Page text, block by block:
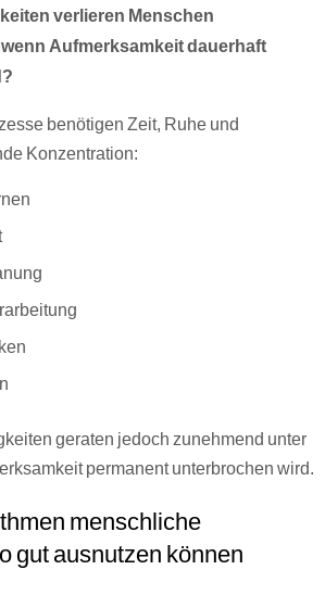
verlieren Menschen
Aufmerksamkeit dauerhaft
benötigen Zeit, Ruhe und
Konzentration:
geraten jedoch zunehmend unter
permanent unterbrochen wird.
menschliche
gut ausnutzen können